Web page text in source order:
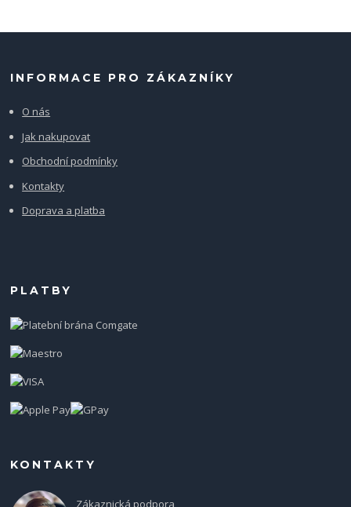
INFORMACE PRO ZÁKAZNÍKY
O nás
Jak nakupovat
Obchodní podmínky
Kontakty
Doprava a platba
PLATBY
KONTAKTY
Zákaznická podpora